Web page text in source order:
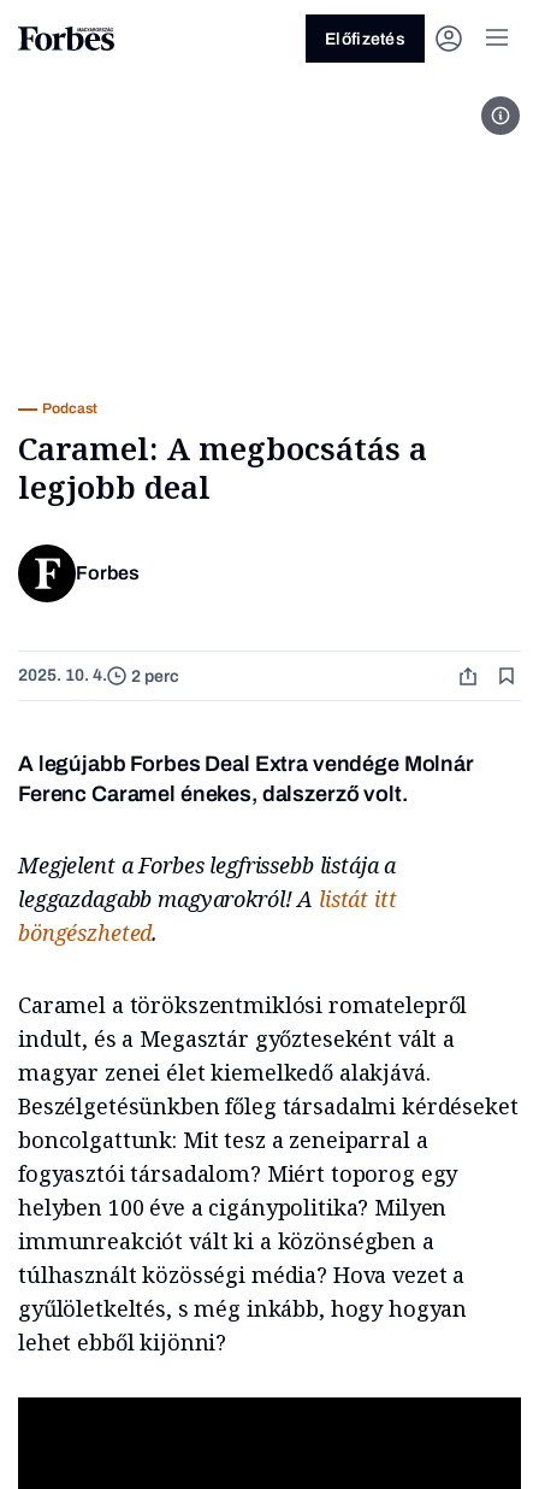
Előfizetés
Podcast
Caramel: A megbocsátás a
legjobb deal
Forbes
2025. 10. 4. 2 perc
A legújabb Forbes Deal Extra vendége Molnár
Ferenc Caramel énekes, dalszerző volt.
Megjelent a Forbes legfrissebb listája a
leggazdagabb magyarokról! A listát itt
böngészheted.
Caramel a törökszentmiklósi romatelepről
indult, és a Megasztár győzteseként vált a
magyar zenei élet kiemelkedő alakjává.
Beszélgetésünkben főleg társadalmi kérdéseket
boncolgattunk: Mit tesz a zeneiparral a
fogyasztói társadalom? Miért toporog egy
helyben 100 éve a cigánypolitika? Milyen
immunreakciót vált ki a közönségben a
túlhasznált közösségi média? Hova vezet a
gyűlöletkeltés, s még inkább, hogy hogyan
lehet ebből kijönni?